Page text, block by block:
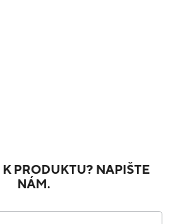
K PRODUKTU? NAPIŠTE
NÁM.